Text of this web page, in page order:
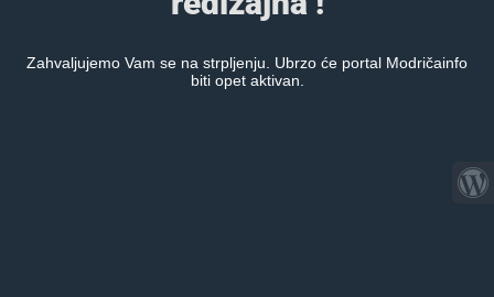
Zahvaljujemo Vam se na strpljenju. Ubrzo će portal Modričainfo
biti opet aktivan.